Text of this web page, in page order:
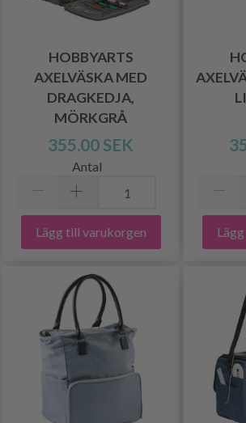
HOBBYARTS
AXELVÄSKA MED
DRAGKEDJA,
MÖRKGRÅ
355.00 SEK
Antal
Lägg till varukorgen